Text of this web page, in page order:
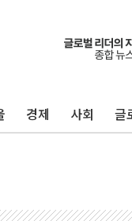
경제 사회 글